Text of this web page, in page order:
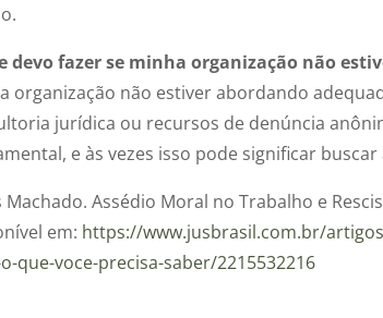
devo fazer se minha organização não
organização não estiver abordando
jurídica ou recursos de denúncia
e às vezes isso pode significar
Machado. Assédio Moral no Trabalho e
em: https://www.jusbrasil.com.br/
que-voce-precisa-saber/2215532216